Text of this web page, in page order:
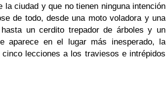
la ciudad y que no tienen ninguna intención
de todo, desde una moto voladora y una
un cerdito trepador de árboles y un
aparece en el lugar más inesperado, la
cinco lecciones a los traviesos e intrépidos